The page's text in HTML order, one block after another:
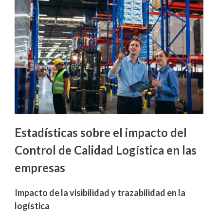
Estadísticas sobre el impacto del
Control de Calidad Logística en las
empresas
Impacto de la visibilidad y trazabilidad en la
logística